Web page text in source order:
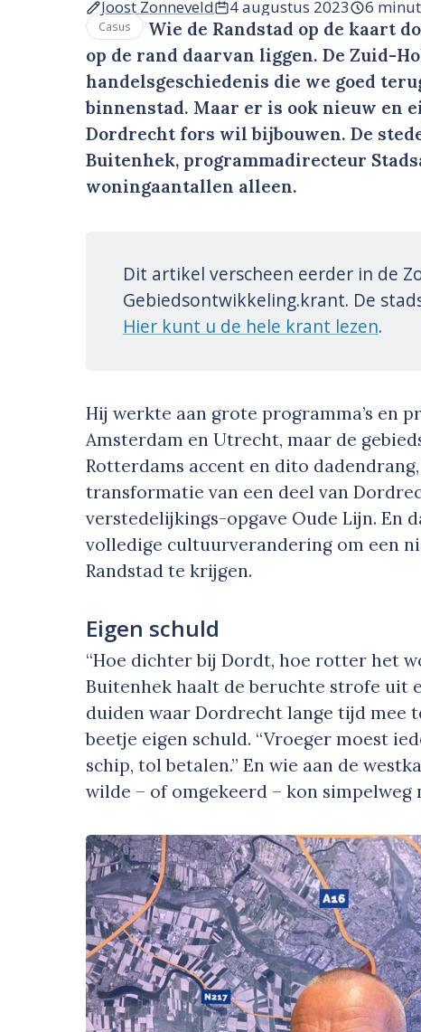
Joost Zonneveld 4 augustus 2023 6
Casus
Wie de Randstad op de kaart
op de rand daarvan liggen. De Zuid-
handelsgeschiedenis die we goed
binnenstad. Maar er is ook nieuw en
Dordrecht fors wil bijbouwen. De
Buitenhek, programmadirecteur
woningaantallen alleen.
Dit artikel verscheen eerder in de
Gebiedsontwikkeling.krant. De
Hier kunt u de hele krant lezen.
Hij werkte aan grote programma’s en
Amsterdam en Utrecht, maar de
Rotterdams accent en dito
transformatie van een deel van
verstedelijkings-opgave Oude Lijn. En
volledige cultuurverandering om een
Randstad te krijgen.
Eigen schuld
“Hoe dichter bij Dordt, hoe rotter het
Buitenhek haalt de beruchte strofe uit
duiden waar Dordrecht lange tijd mee
beetje eigen schuld. “Vroeger moest
schip, tol betalen.” En wie aan de
wilde – of omgekeerd – kon